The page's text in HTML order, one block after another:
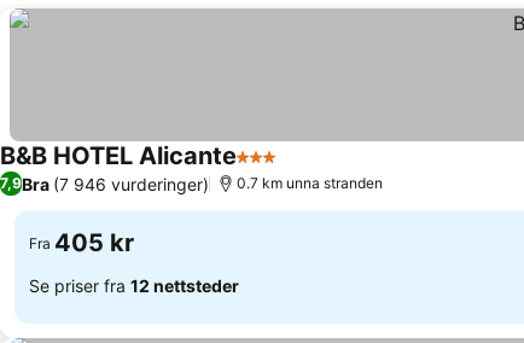
B&B HOTEL Alicante3 Stjerner
7,9Bra (7 946 vurderinger) 0.7 km unna stranden
Fra 405 kr
Se priser fra 12 nettsteder